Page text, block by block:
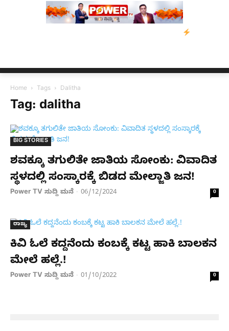
ನ್ಯೂಸ್
Home Tags Dalitha
Tag: dalitha
BIG STORIES
ಶವಕ್ಕೂ ತಗುಲಿತೇ ಜಾತಿಯ ಸೋಂಕು: ವಿವಾದಿತ
ಸ್ಥಳದಲ್ಲಿ ಸಂಸ್ಕಾರಕ್ಕೆ ಬಿಡದ ಮೇಲ್ಜಾತಿ ಜನ!
Power TV ಸುದ್ದಿ ಮನೆ - 06/12/2024 0
ರಾಜ್ಯ
ಕಿವಿ ಓಲೆ ಕದ್ದನೆಂದು ಕಂಬಕ್ಕೆ ಕಟ್ಟ ಹಾಕಿ ಬಾಲಕನ
ಮೇಲೆ ಹಲ್ಲೆ.!
Power TV ಸುದ್ದಿ ಮನೆ - 01/10/2022 0